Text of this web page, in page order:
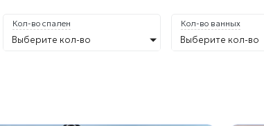
Кол-во спален
Выберите кол-во
Кол-во ванных
Выберите кол-во